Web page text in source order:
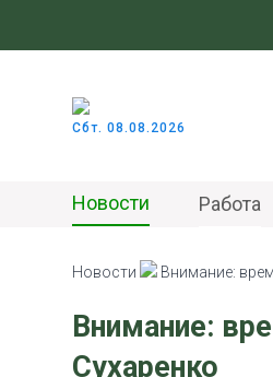
Сбт. 08.08.2026
Новости Работа
Новости Внимание:
Внимание:
Сухаренко